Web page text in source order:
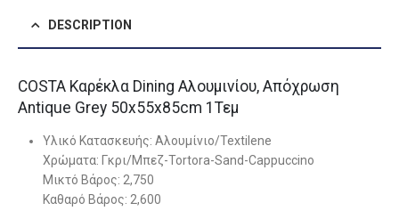
DESCRIPTION
COSTA Καρέκλα Dining Αλουμινίου, Απόχρωση
Antique Grey 50x55x85cm 1Τεμ
Υλικό Κατασκευής: Αλουμίνιο/Textilene
Χρώματα: Γκρι/Μπεζ-Tortora-Sand-Cappuccino
Μικτό Βάρος: 2,750
Καθαρό Βάρος: 2,600